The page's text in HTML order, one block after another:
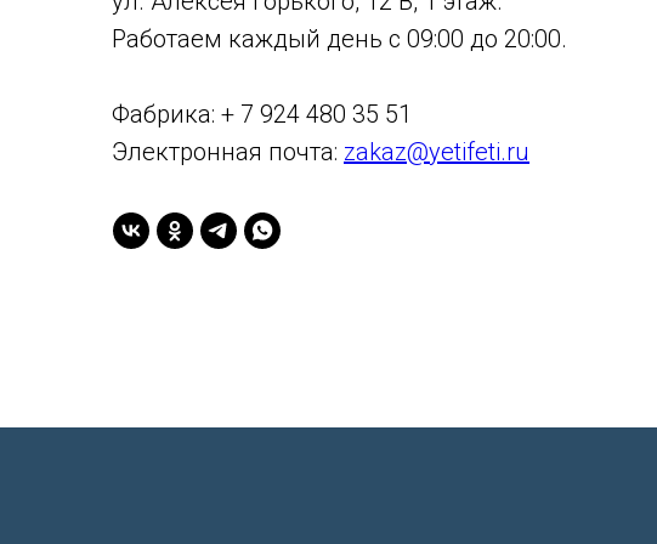
Работаем каждый день с 09:00 до 20:00.
Фабрика: + 7 924 480 35 51
Электронная почта: zakaz@yetifeti.ru